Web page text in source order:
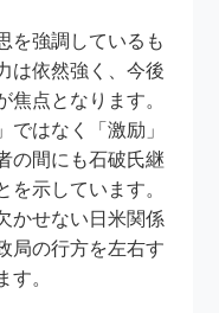
を強調しているも
は依然強く、今後
焦点となります。
ではなく「激励」
の間にも石破氏継
を示しています。
かせない日米関係
局の行方を左右す
す。